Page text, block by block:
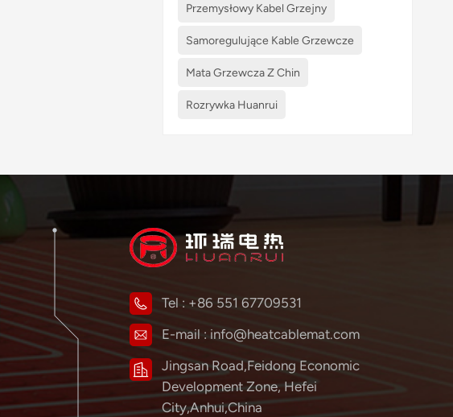
Przemysłowy Kabel Grzejny
Samoregulujące Kable Grzewcze
Mata Grzewcza Z Chin
Rozrywka Huanrui
Tel : +86 551 67709531
E-mail : info@heatcablemat.com
Jingsan Road,Feidong Economic
Development Zone, Hefei
City,Anhui,China